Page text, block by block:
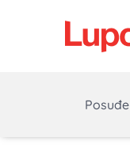
Posuđe